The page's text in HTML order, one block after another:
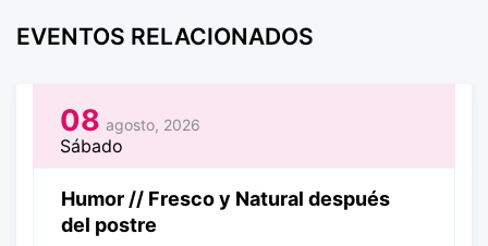
EVENTOS RELACIONADOS
08 agosto, 2026
Sábado
Humor // Fresco y Natural después
del postre